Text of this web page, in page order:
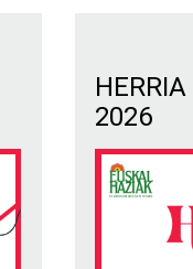
2026